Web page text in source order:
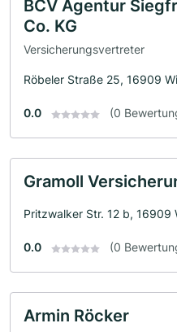
BCV Agentur
Co. KG
Versicherungsvertreter
Röbeler Straße 25, 16909
0.0 (0
Gramoll
Pritzwalker Str. 12 b, 16909
0.0 (0
Armin Röcker